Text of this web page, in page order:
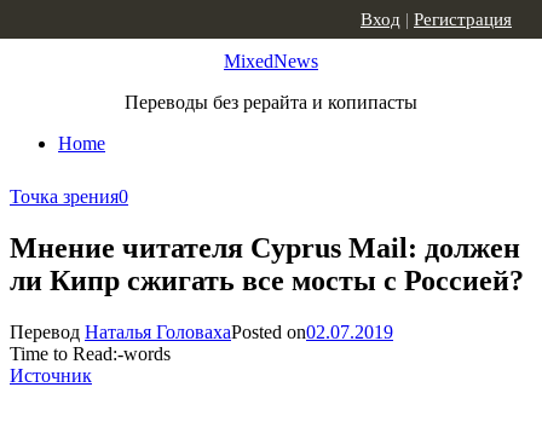
MixedNews
Переводы без рерайта и копипасты
Home
Вход | Регистрация
Точка зрения0
Мнение читателя Cyprus Mail: должен
ли Кипр сжигать все мосты с Россией?
Перевод Наталья ГоловахаPosted on02.07.2019
Time to Read:-words
Источник